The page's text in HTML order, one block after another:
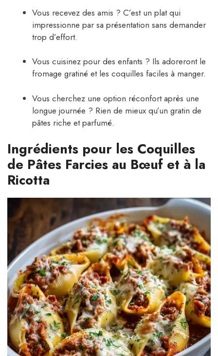
Vous recevez des amis ? C’est un plat qui
impressionne par sa présentation sans demander
trop d’effort.
Vous cuisinez pour des enfants ? Ils adoreront le
fromage gratiné et les coquilles faciles à manger.
Vous cherchez une option réconfort après une
longue journée ? Rien de mieux qu’un gratin de
pâtes riche et parfumé.
Ingrédients pour les Coquilles
de Pâtes Farcies au Bœuf et à la
Ricotta